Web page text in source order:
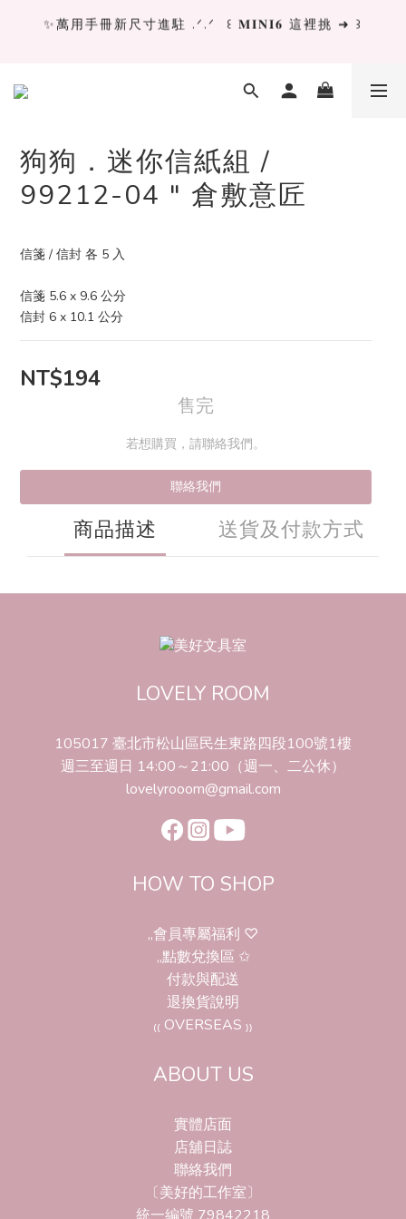
✨萬用手冊新尺寸進駐 .ᐟ.ᐟ  ꒰ 𝐌𝐈𝐍𝐈𝟔 這裡挑 ➜ ꒱
✨萬用手冊新尺寸進駐 .ᐟ.ᐟ  ꒰ 𝐌𝐈𝐍𝐈𝟔 這裡挑 ➜ ꒱
[ 𝙇𝙖 𝘿𝙤𝙡𝙘𝙚 𝙑𝙞𝙩𝙖 ] 甜蜜慢旅 系列 𝙉𝙀𝙒 𝙄𝙉 →
割墊
✨萬用手冊新尺寸進駐 .ᐟ.ᐟ  ꒰ 𝐌𝐈𝐍𝐈𝟔 這裡挑 ➜ ꒱
狗狗．迷你信紙組 /
99212-04 " 倉敷意匠
信箋 / 信封 各 5 入
信箋 5.6 x 9.6 公分
信封 6 x 10.1 公分
NT$194
售完
若想購買，請聯絡我們。
聯絡我們
商品描述 送貨及付款方式
LOVELY ROOM
105017 臺北市松山區民生東路四段100號1樓
週三至週日 14:00～21:00（週一、二公休）
lovelyrooom@gmail.com
HOW TO SHOP
,,會員專屬福利 ♡
,,點數兌換區 ✩
付款與配送
退換貨說明
₍₍ OVERSEAS ₎₎
ABOUT US
實體店面
店舖日誌
聯絡我們
〔美好的工作室〕